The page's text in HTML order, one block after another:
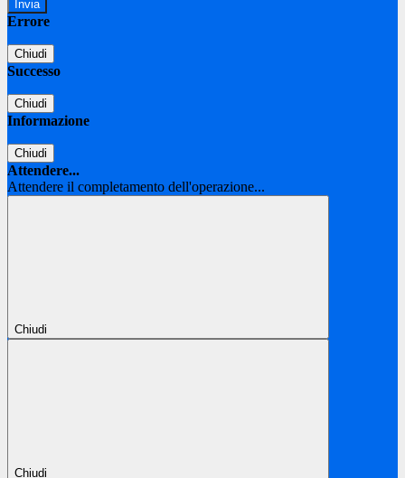
Errore
Chiudi
Successo
Chiudi
Informazione
Chiudi
Attendere...
Attendere il completamento dell'operazione...
Chiudi
Chiudi